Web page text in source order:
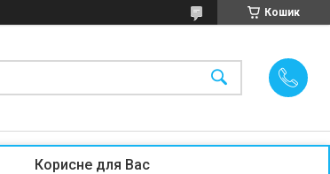
Кошик
Корисне для Вас